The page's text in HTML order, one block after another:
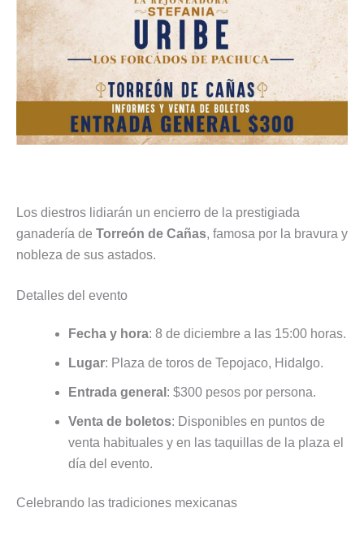
Los diestros lidiarán un encierro de la prestigiada
ganadería de Torreón de Cañas, famosa por la bravura y
nobleza de sus astados.
Detalles del evento
Fecha y hora: 8 de diciembre a las 15:00 horas.
Lugar: Plaza de toros de Tepojaco, Hidalgo.
Entrada general : $300 pesos por persona.
Venta de boletos: Disponibles en puntos de
venta habituales y en las taquillas de la plaza el
día del evento.
Celebrando las tradiciones mexicanas